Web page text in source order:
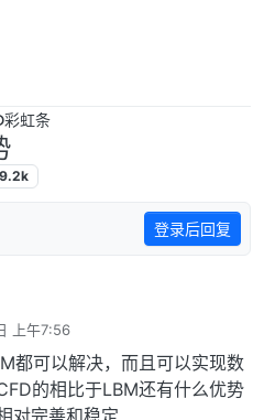
彩虹条
9.2k
登录后回复
上午7:56
都可以解决，而且可以实现数
的相比于LBM还有什么优势